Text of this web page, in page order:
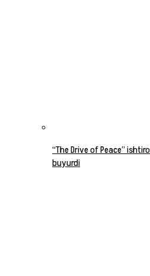
“The Drive of Peace”
buyurdi